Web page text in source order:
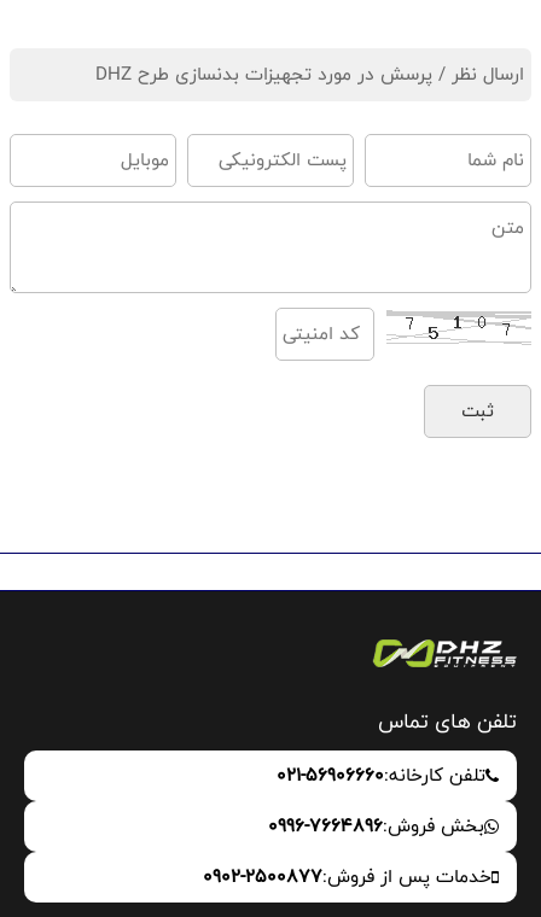
ارسال نظر / پرسش در مورد تجهیزات بدنسازی طرح DHZ
تلفن های تماس
تلفن کارخانه:021-56906660
بخش فروش:0996-7664896
خدمات پس از فروش:0902-2500877